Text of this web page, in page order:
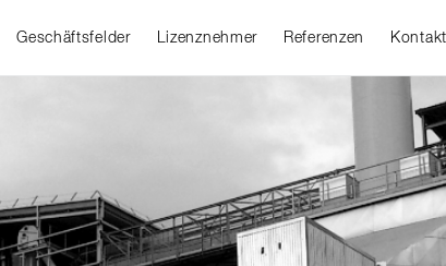
Geschäftsfelder Lizenznehmer Referenzen Kontakt